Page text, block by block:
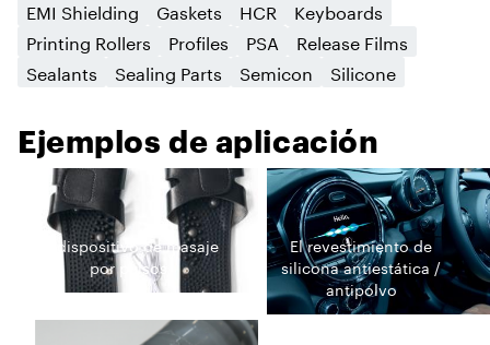
EMI Shielding
Gaskets HCR
Keyboards
Printing Rollers
Profiles PSA
Release Films
Sealants
Sealing Parts Semicon Silicone
Ejemplos de aplicación
El dispositivo de masaje
por pulsos
El revestimiento de
silicona antiestática /
antipolvo